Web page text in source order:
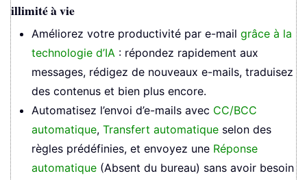
illimité à vie
Améliorez votre productivité par e-mail grâce à la
technologie d’IA : répondez rapidement aux
messages, rédigez de nouveaux e-mails, traduisez
des contenus et bien plus encore.
Automatisez l’envoi d’e-mails avec CC/BCC
automatique, Transfert automatique selon des
règles prédéfinies, et envoyez une Réponse
automatique (Absent du bureau) sans avoir besoin